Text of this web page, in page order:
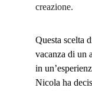
creazione.
Questa scelta
vacanza di un
in
Nicola ha